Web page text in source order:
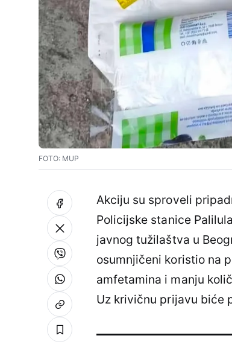
FOTO: MUP
Akciju su sproveli
Policijske stanice
javnog tužilaštva u
osumnjičeni koristio na
amfetamina i manju
Uz krivičnu prijavu biće